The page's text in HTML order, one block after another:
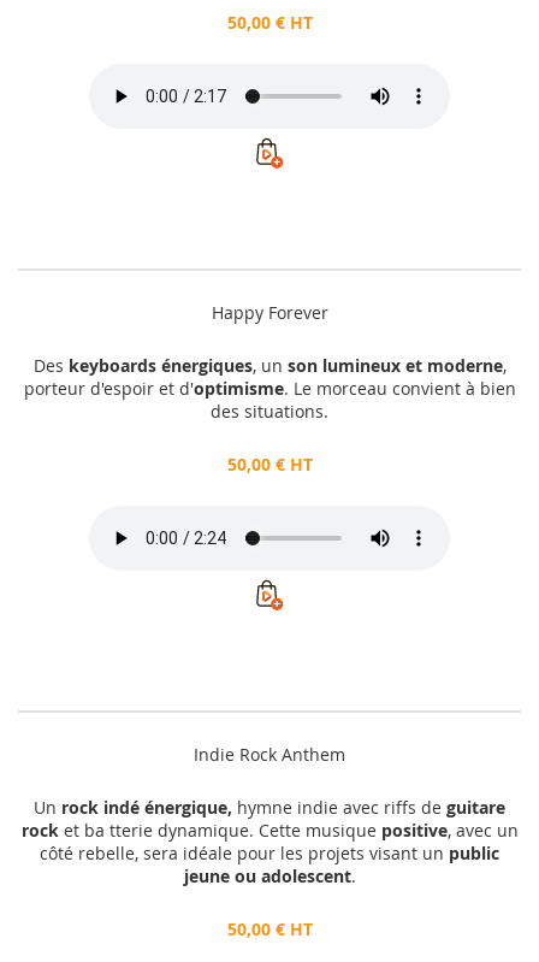
50,00 € HT
Happy Forever
Des keyboards énergiques, un son lumineux et moderne,
porteur d'espoir et d'optimisme. Le morceau convient à bien
des situations.
50,00 € HT
Indie Rock Anthem
Un rock indé énergique, hymne indie avec riffs de guitare
rocket ba tterie dynamique. Cette musique positive, avec un
côté rebelle, sera idéale pour les projets visant un public
jeune ou adolescent.
50,00 € HT